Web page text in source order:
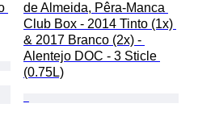
de Almeida, Pêra-Manca
Club Box - 2014 Tinto (1x)
& 2017 Branco (2x) -
Alentejo DOC - 3 Sticle
(0.75L)